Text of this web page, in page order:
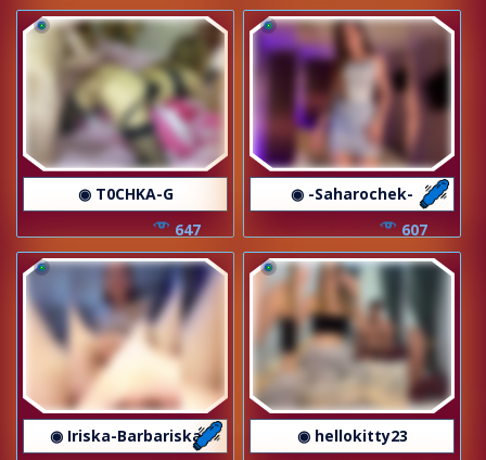
◉ T0CHKA-G
647
◉ -Saharochek-
607
◉ Iriska-Barbariska
◉ hellokitty23